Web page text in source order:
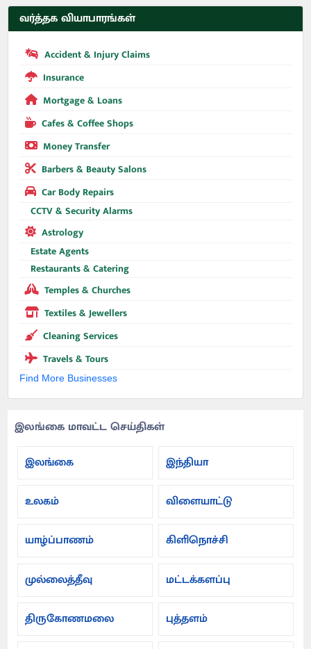
வர்த்தக வியாபாரங்கள்
Accident & Injury Claims
Insurance
Mortgage & Loans
Cafes & Coffee Shops
Money Transfer
Barbers & Beauty Salons
Car Body Repairs
CCTV & Security Alarms
Astrology
Estate Agents
Restaurants & Catering
Temples & Churches
Textiles & Jewellers
Cleaning Services
Travels & Tours
Find More Businesses
இலங்கை மாவட்ட செய்திகள்
இலங்கை
இந்தியா
உலகம் விளையாட்டு
யாழ்ப்பாணம் கிளிநொச்சி
முல்லைத்தீவு மட்டக்களப்பு
திருகோணமலை புத்தளம்